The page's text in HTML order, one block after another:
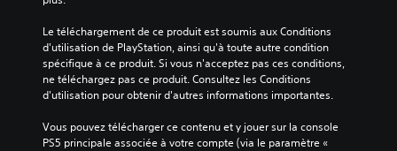
Le téléchargement de ce produit est soumis aux Conditions
d'utilisation de PlayStation, ainsi qu'à toute autre condition
spécifique à ce produit. Si vous n'acceptez pas ces conditions,
ne téléchargez pas ce produit. Consultez les Conditions
d'utilisation pour obtenir d'autres informations importantes.
Vous pouvez télécharger ce contenu et y jouer sur la console
PS5 principale associée à votre compte (via le paramètre «